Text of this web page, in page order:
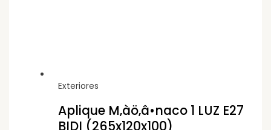
Exteriores
Aplique M‚àö‚â•naco 1 LUZ E27
BIDI (265x120x100)